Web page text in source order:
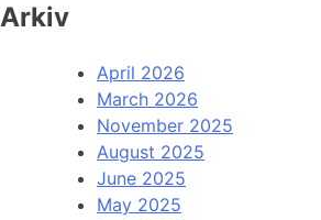
Arkiv
April 2026
March 2026
November 2025
August 2025
June 2025
May 2025